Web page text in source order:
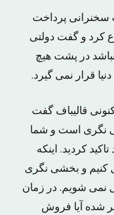
سخنرانی پرداخت
کرد و گفت دولتی
در پشت هیچ
قرار نمی گیرد.
قالیباف گفت
نگری است و شما
کردید. اینکه
کنیم و بخشی نگری
نمی شویم. در زمان
زمین در تهران ۶ برابر شده آیا فروش